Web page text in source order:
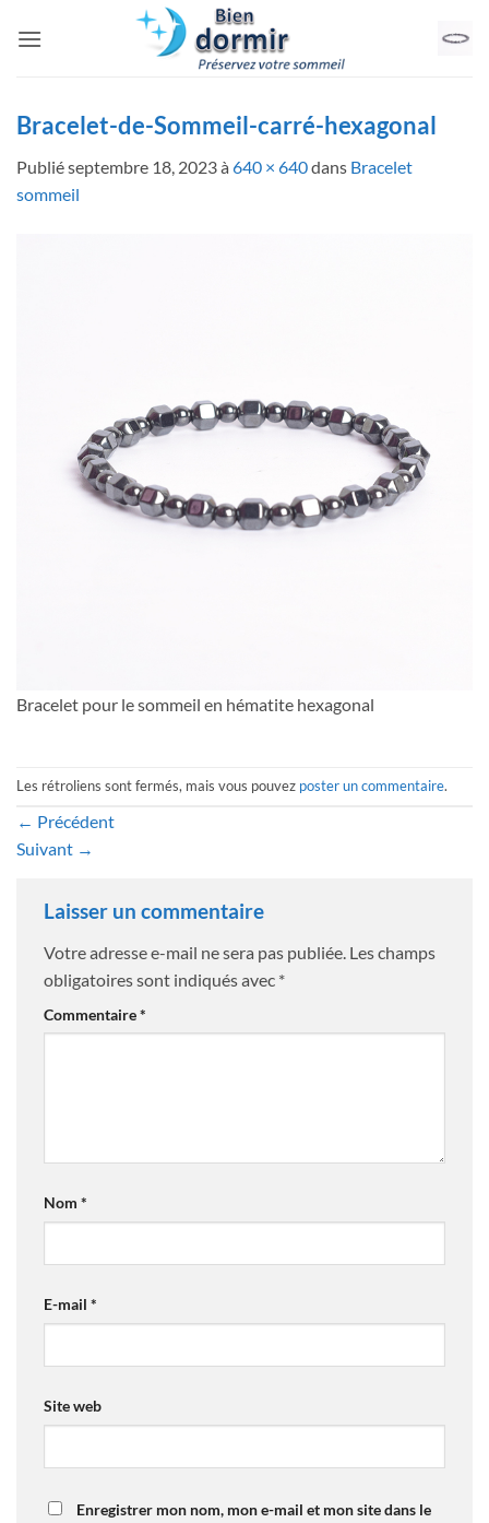
Bracelet-de-Sommeil-carré-hexagonal
Publiéseptembre 18, 2023à 640 × 640dans Bracelet
sommeil
Bracelet pour le sommeil en hématite hexagonal
Les rétroliens sont fermés, mais vous pouvez poster un commentaire.
← Précédent
Suivant →
Laisser un commentaire
Votre adresse e-mail ne sera pas publiée. Les champs
obligatoires sont indiqués avec *
Commentaire*
Nom *
E-mail *
Site web
Enregistrer mon nom, mon e-mail et mon site dans le